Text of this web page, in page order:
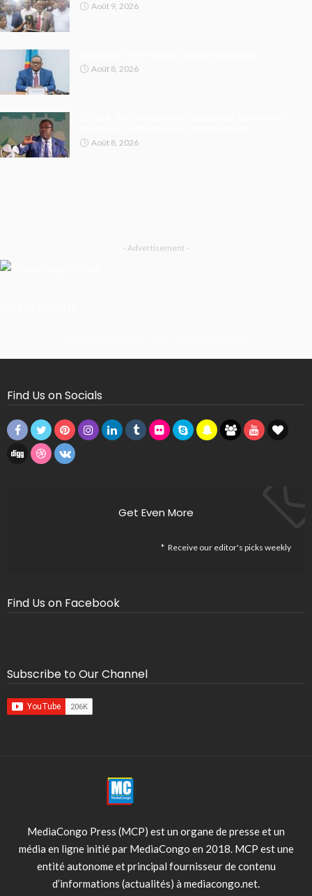
Août 9, 2026
Août 8, 2026
Août 8, 2026
- Advertisement -
Find Us on Socials
Get Even More
Receive our editor's picks weekly
Find Us on Facebook
Subscribe to Our Channel
MediaCongo Press (MCP) est un organe de presse et un
média en ligne initié par MediaCongo en 2018. MCP est une
entité autonome et principal fournisseur de contenu
d’informations (actualités) à mediacongo.net.